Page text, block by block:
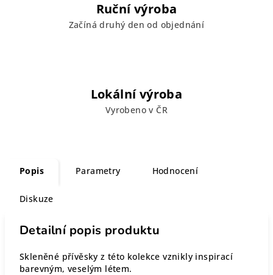
Ruční výroba
Začíná druhý den od objednání
Lokální výroba
Vyrobeno v ČR
Popis Parametry Hodnocení
Diskuze
Detailní popis produktu
Skleněné přívěsky z této kolekce vznikly inspirací
barevným, veselým létem.